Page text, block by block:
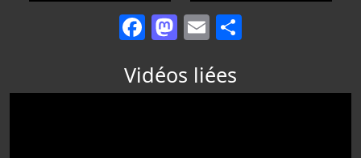
Facebook
Mastodon
Email
Vidéos liées